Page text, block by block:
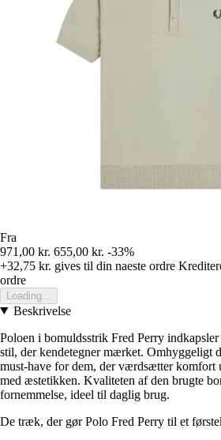
Fra
971,00 kr. 655,00 kr. -33%
+32,75 kr. gives til din naeste ordre
ordre
Loading...
Beskrivelse
Poloen i bomuldsstrik Fred Perry
stil, der kendetegner mærket. Omhyggeligt
must-have for dem, der værdsætter komfort
med æstetikken. Kvaliteten af den brugte
fornemmelse, ideel til daglig brug.
De træk, der gør Polo Fred Perry til et